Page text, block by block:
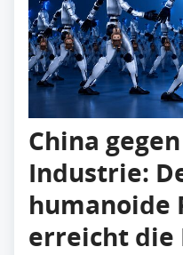
China
Industrie:
humanoide
erreicht die